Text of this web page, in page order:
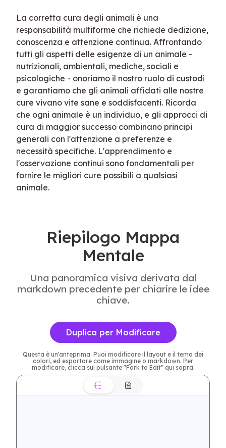
La corretta cura degli animali è una
responsabilità multiforme che richiede dedizione,
conoscenza e attenzione continua. Affrontando
tutti gli aspetti delle esigenze di un animale -
nutrizionali, ambientali, mediche, sociali e
psicologiche - onoriamo il nostro ruolo di custodi
e garantiamo che gli animali affidati alle nostre
cure vivano vite sane e soddisfacenti. Ricorda
che ogni animale è un individuo, e gli approcci di
cura di maggior successo combinano principi
generali con l'attenzione a preferenze e
necessità specifiche. L'apprendimento e
l'osservazione continui sono fondamentali per
fornire le migliori cure possibili a qualsiasi
animale.
Riepilogo Mappa
Mentale
Una panoramica visiva derivata dal
markdown precedente per chiarire le idee
chiave.
Duplica per Modificare
Questa è un'anteprima. Puoi modificare il layout e il tema dei
colori, ed esportare come immagine o markdown. Per
modificare, clicca sul pulsante "Fork to Edit" qui sopra.